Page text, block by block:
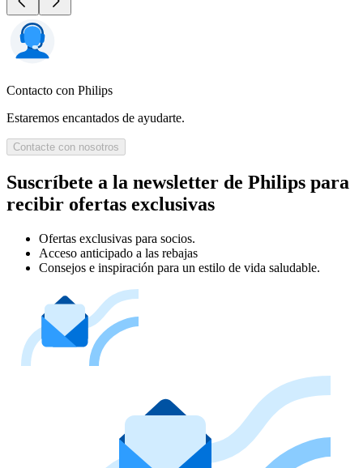
Contacto con Philips
Estaremos encantados de ayudarte.
Contacte con nosotros
Suscríbete a la newsletter de Philips para
recibir ofertas exclusivas
Ofertas exclusivas para socios.
Acceso anticipado a las rebajas
Consejos e inspiración para un estilo de vida saludable.